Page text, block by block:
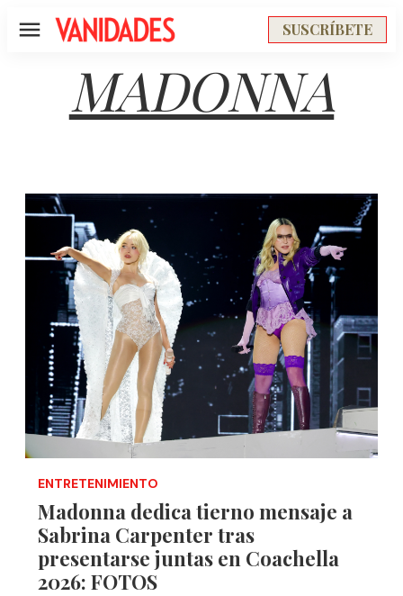
Menú SUSCRÍBETE
MADONNA
ENTRETENIMIENTO
Madonna dedica tierno mensaje a
Sabrina Carpenter tras
presentarse juntas en Coachella
2026: FOTOS